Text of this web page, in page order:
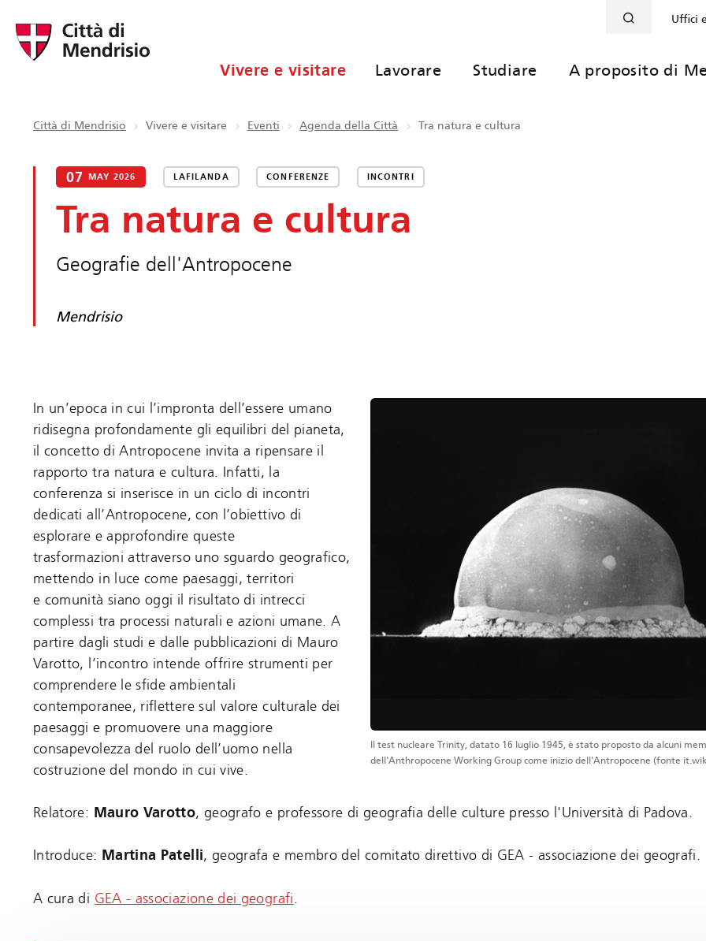
Uffici
Vivere e visitare Lavorare Studiare A proposito di
Città di Mendrisio Vivere e visitare Eventi Agenda della Città Tra natura e cultura
07 MAY 2026 LAFILANDA CONFERENZE INCONTRI
Tra natura e cultura
Geografie dell'Antropocene
Mendrisio
Il test nucleare Trinity, datato 16 luglio 1945, è stato proposto da alcuni
dell'Anthropocene Working Group come inizio dell'Antropocene (fonte
In un’epoca in cui l’impronta dell’essere umano
ridisegna profondamente gli equilibri del pianeta,
il concetto di Antropocene invita a ripensare il
rapporto tra natura e cultura. Infatti, la
conferenza si inserisce in un ciclo di incontri
dedicati all’Antropocene, con l’obiettivo di
esplorare e approfondire queste
trasformazioni attraverso uno sguardo geografico,
mettendo in luce come paesaggi, territori
e comunità siano oggi il risultato di intrecci
complessi tra processi naturali e azioni umane. A
partire dagli studi e dalle pubblicazioni di Mauro
Varotto, l’incontro intende offrire strumenti per
comprendere le sfide ambientali
contemporanee, riflettere sul valore culturale dei
paesaggi e promuovere una maggiore
consapevolezza del ruolo dell’uomo nella
costruzione del mondo in cui vive.
Relatore: Mauro Varotto, geografo e professore di geografia delle culture presso l'Università di Padova.
Introduce: Martina Patelli, geografa e membro del comitato direttivo di GEA - associazione dei geografi.
A cura di GEA - associazione dei geografi.